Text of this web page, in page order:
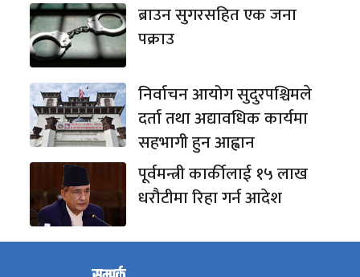
ब्राउन सुगरसहित एक जना
पक्राउ
निर्वाचन आयोग सुदुरपश्चिमले
दर्ता तथा अद्यावधिक कार्यमा
सहभागी हुन आह्वान
पूर्वमन्त्री कार्कीलाई १५ लाख
धरौटीमा रिहा गर्न आदेश